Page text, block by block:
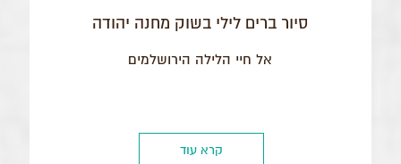
סיור ברים לילי בשוק מחנה יהודה
אל חיי הלילה הירושלמים
קרא עוד